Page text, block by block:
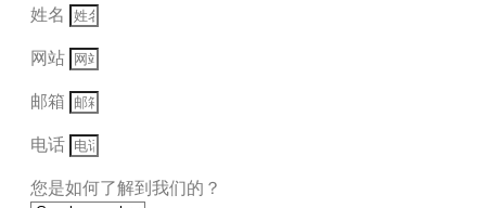
姓名
网站
邮箱
电话
您是如何了解到我们的？